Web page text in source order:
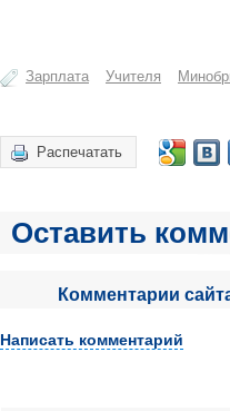
Зарплата Учителя
Распечатать
Оставить
Комментарии
Написать комментарий